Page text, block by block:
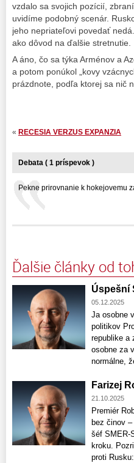
vzdalo sa svojich pozícií,
uvidíme podobný scenár.
jeho nepriateľovi povedať
ako dôvod na ďalšie stretnutie.
A áno, čo sa týka Arménov a
a potom ponúkol „kovy
prázdnote, podľa ktorej sa nič
« RECESIA VERZUS EXPANZIA
Debata ( 1 príspevok )
Pekne prirovnanie k hokejovemu
Ďalšie články od
Úspešní
05.12.2025
Ja osobne
politikov
republike a
osobne za
normálne,
Farizej
21.10.2025
Premiér
bez činov
šéf SMER-
kroku.
proti